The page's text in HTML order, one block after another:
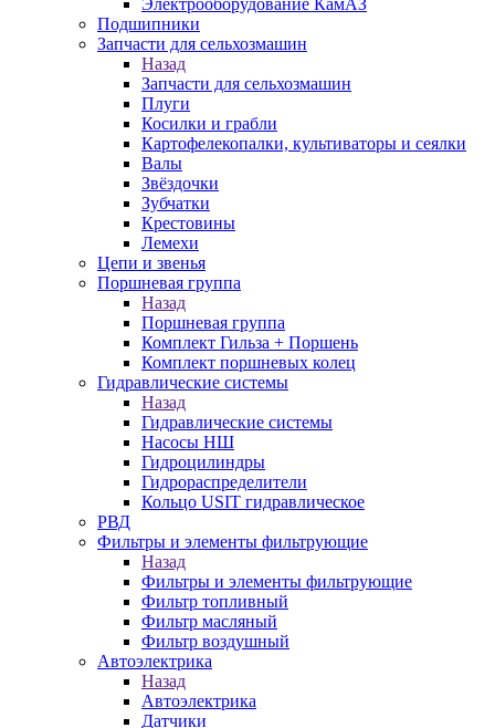
Электрооборудование КамАЗ
Подшипники
Запчасти для сельхозмашин
Назад
Запчасти для сельхозмашин
Плуги
Косилки и грабли
Картофелекопалки, культиваторы и сеялки
Валы
Звёздочки
Зубчатки
Крестовины
Лемехи
Цепи и звенья
Поршневая группа
Назад
Поршневая группа
Комплект Гильза + Поршень
Комплект поршневых колец
Гидравлические системы
Назад
Гидравлические системы
Насосы НШ
Гидроцилиндры
Гидрораспределители
Кольцо USIT гидравлическое
РВД
Фильтры и элементы фильтрующие
Назад
Фильтры и элементы фильтрующие
Фильтр топливный
Фильтр масляный
Фильтр воздушный
Автоэлектрика
Назад
Автоэлектрика
Датчики